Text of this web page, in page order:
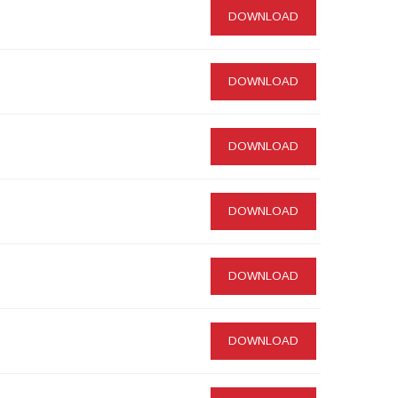
DOWNLOAD
DOWNLOAD
DOWNLOAD
DOWNLOAD
DOWNLOAD
DOWNLOAD